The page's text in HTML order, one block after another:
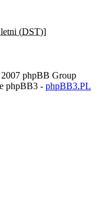
letni (DST)]
phpBB Group
phpBB3 - phpBB3.PL